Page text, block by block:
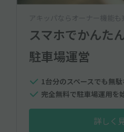
アキッパならオーナー機能も
スマホでかんた
駐車場運営
1台分のスペースでも無
完全無料で駐車場運用を
詳しく